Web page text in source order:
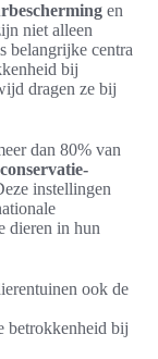
en
niet alleen
belangrijke centra
bij
dragen ze bij
dan 80% van
conservatie-
instellingen
dieren in hun
ook de
betrokkenheid bij